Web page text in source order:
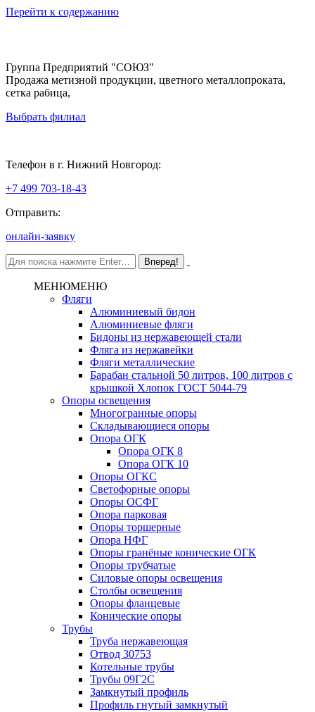
Перейти к содержанию
Группа Предприятий "СОЮЗ"
Продажа метизной продукции, цветного металлопроката,
сетка рабица,
Выбрать филиал
Телефон в г. Нижний Новгород:
+7 499 703-18-43
Отправить:
онлайн-заявку
МЕНЮМЕНЮ
Фляги
Алюминиевый бидон
Алюминиевые фляги
Бидоны из нержавеющей стали
Фляга из нержавейки
Фляги металлические
Барабан стальной 50 литров, 100 литров с
крышкой Хлопок ГОСТ 5044-79
Опоры освещения
Многогранные опоры
Складывающиеся опоры
Опора ОГК
Опора ОГК 8
Опора ОГК 10
Опоры ОГКС
Светофорные опоры
Опоры ОСФГ
Опора парковая
Опоры торшерные
Опора НФГ
Опоры гранёные конические ОГК
Опоры трубчатые
Силовые опоры освещения
Столбы освещения
Опоры фланцевые
Конические опоры
Трубы
Труба нержавеющая
Отвод 30753
Котельные трубы
Трубы 09Г2С
Замкнутый профиль
Профиль гнутый замкнутый